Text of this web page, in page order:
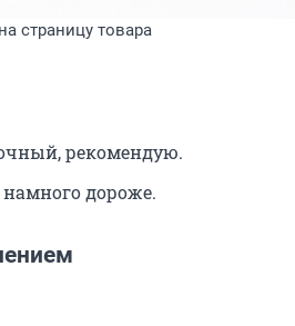
страницу товара
рекомендую.
дороже.